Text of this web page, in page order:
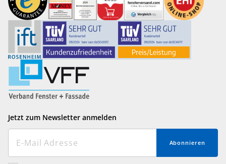
Jetzt zum Newsletter anmelden
Abonnieren